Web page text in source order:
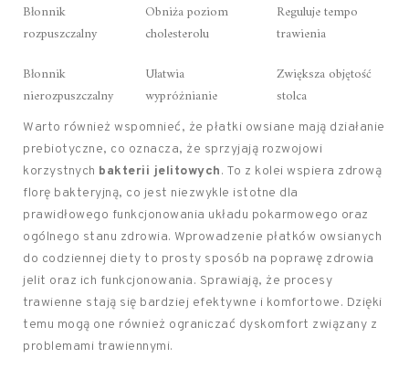
Błonnik
rozpuszczalny
Obniża poziom
cholesterolu
Reguluje tempo
trawienia
Błonnik
nierozpuszczalny
Ułatwia
wypróżnianie
Zwiększa objętość
stolca
Warto również wspomnieć, że płatki owsiane mają działanie
prebiotyczne, co oznacza, że sprzyjają rozwojowi
korzystnych bakterii jelitowych. To z kolei wspiera zdrową
florę bakteryjną, co jest niezwykle istotne dla
prawidłowego funkcjonowania układu pokarmowego oraz
ogólnego stanu zdrowia. Wprowadzenie płatków owsianych
do codziennej diety to prosty sposób na poprawę zdrowia
jelit oraz ich funkcjonowania. Sprawiają, że procesy
trawienne stają się bardziej efektywne i komfortowe. Dzięki
temu mogą one również ograniczać dyskomfort związany z
problemami trawiennymi.